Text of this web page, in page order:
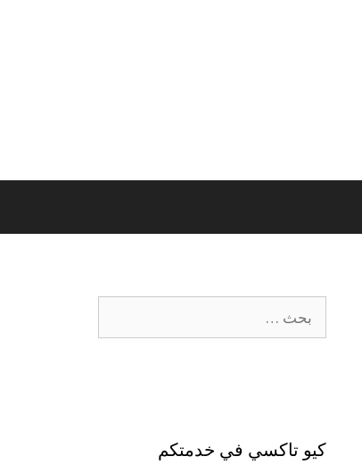
كيو تاكسي في خدمتكم